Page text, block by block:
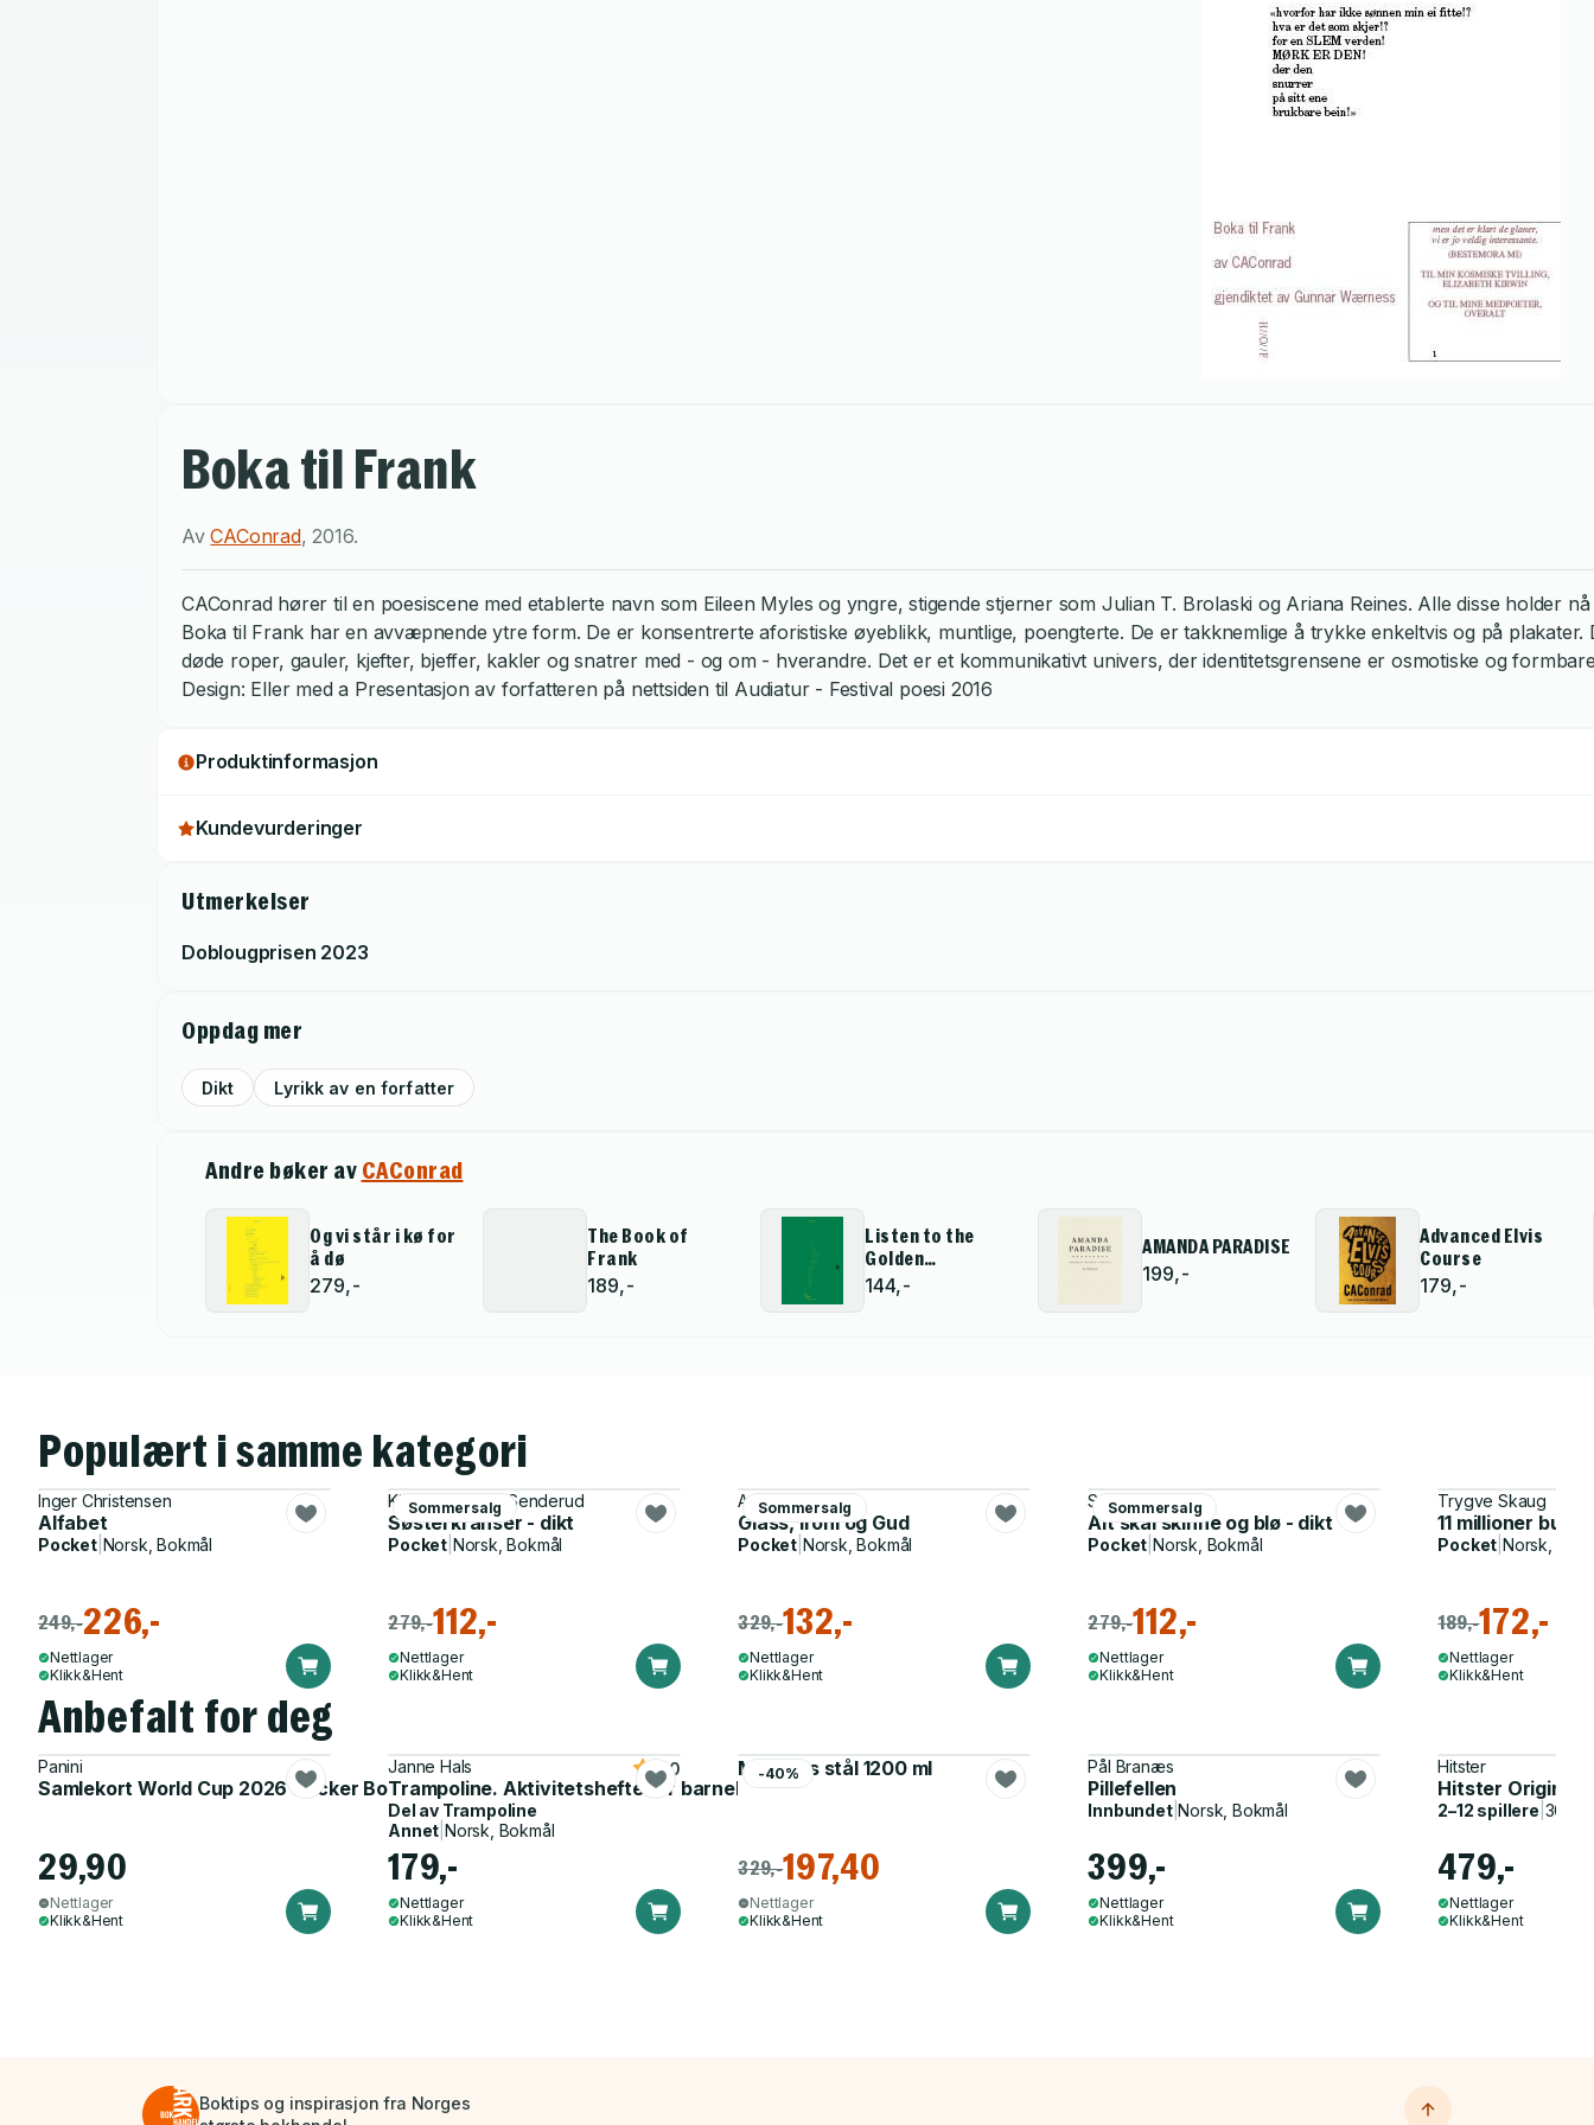
Boka til Frank
AvCAConrad,2016.
CAConrad hører til en poesiscene med etablerte navn som Eileen Myles og yngre, stigende stjerner som Julian T. Brolaski og Ariana Reines. Alle disse holder
Boka til Frank har en avvæpnende ytre form. De er konsentrerte aforistiske øyeblikk, muntlige, poengterte. De er takknemlige å trykke enkeltvis og på
døde roper, gauler, kjefter, bjeffer, kakler og snatrer med - og om - hverandre. Det er et kommunikativt univers, der identitetsgrensene er osmotiske og
Design: Eller med a Presentasjon av forfatteren på nettsiden til Audiatur - Festival poesi 2016
Produktinformasjon
Kundevurderinger
Utmerkelser
Doblougprisen 2023
Oppdag mer
Dikt Lyrikk av en forfatter
Andre bøker av CAConrad
Og vi står i kø for
å dø
279,-
The Book of
Frank
189,-
Listen to the
Golden
Boomerang
Return
144,-
AMANDA PARADISE
199,-
Advanced Elvis
Course
179,-
Populært i samme kategori
Inger Christensen
Alfabet
Pocket| Norsk, Bokmål
249,-226,-
Nettlager
Klikk&Hent
Sommersalg
Kjersti Bronken Senderud
Søsterkranser - dikt
Pocket| Norsk, Bokmål
279,-112,-
Nettlager
Klikk&Hent
Sommersalg
Anne Carson
Glass, ironi og Gud
Pocket Norsk, Bokmål
329,-132,-
Nettlager
Klikk&Hent
Sommersalg
Sandra Lillebø
Alt skal skinne og blø - dikt
Pocket Norsk, Bokmål
279,-112,-
Nettlager
Klikk&Hent
Trygve Skaug
11 millioner bugg
Pocket |Norsk,
189,-172,-
Nettlager
Klikk&Hent
Anbefalt for deg
Panini
Samlekort World Cup 2026 Sticker Booster
29,90
Nettlager
Klikk&Hent
Janne Hals
Trampoline. Aktivitetshefte for barnehagen
5.0
Del av Trampoline
Annet Norsk, Bokmål
179,-
Nettlager
Klikk&Hent
-40%
Matboks stål 1200 ml
329,-197,40
Nettlager
Klikk&Hent
Pål Branæs
Pillefellen
Innbundet|Norsk, Bokmål
399,-
Nettlager
Klikk&Hent
Hitster
Hitster Original
2–12 spillere
479,-
Nettlager
Klikk&Hent
Boktips og inspirasjon fra Norges